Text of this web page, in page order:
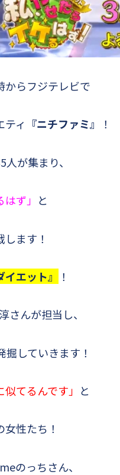
からフジテレビで
ィ 『ニチファミ』 ！
が集まり、
ず」 と
ます！
イエット』 ！
さんが担当し、
掘していきます！
てるんです」 と
性たち！
のっちさん、